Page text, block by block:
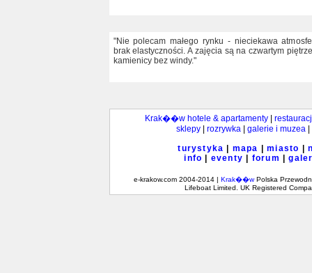
"Nie polecam małego rynku - nieciekawa
brak elastyczności. A zajęcia są na czwartym
kamienicy bez windy."
Krak��w hotele & apartamenty|
sklepy| rozrywka| galerie i muzea|
turystyka
mapa |miasto |
info
eventy forum |
e-krakow.com 2004-2014 | Krak��wPolska
Lifeboat Limited. UK Registered